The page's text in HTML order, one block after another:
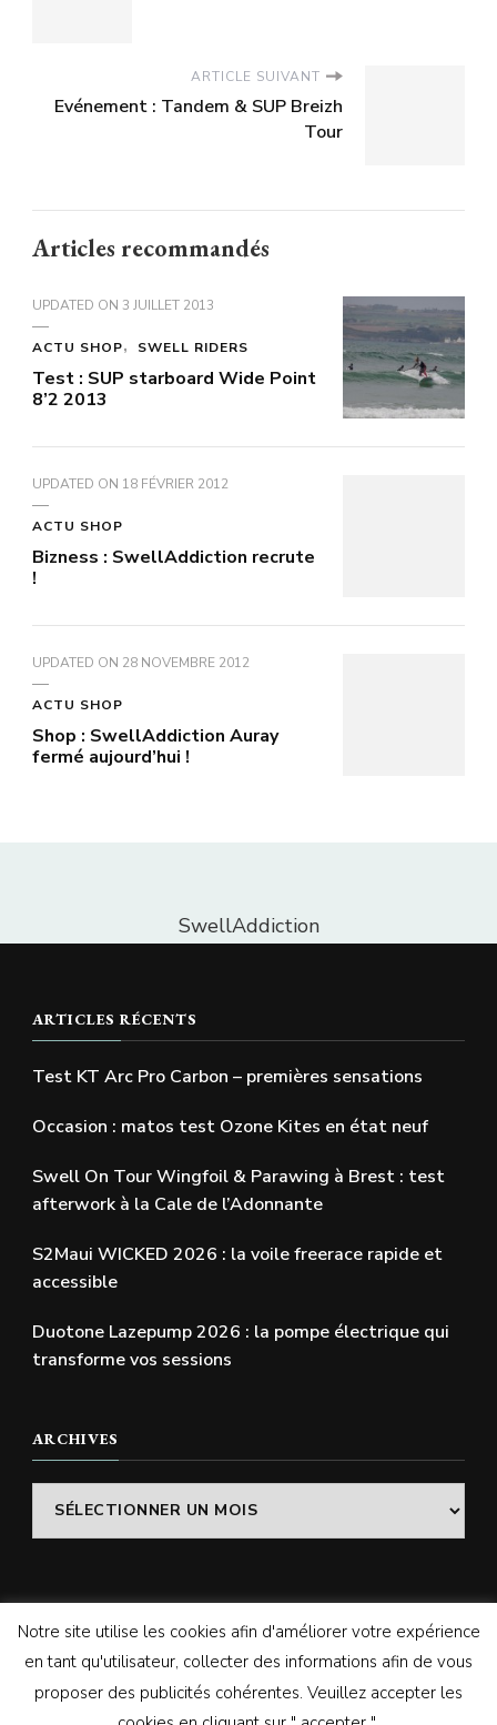
ARTICLE SUIVANT
Evénement : Tandem & SUP Breizh
Tour
Articles recommandés
UPDATED ON 3 JUILLET 2013
ACTU SHOP SWELL RIDERS
Test : SUP starboard Wide Point
8’2 2013
UPDATED ON 18 FÉVRIER 2012
ACTU SHOP
Bizness : SwellAddiction recrute
!
UPDATED ON 28 NOVEMBRE 2012
ACTU SHOP
Shop : SwellAddiction Auray
fermé aujourd’hui !
SwellAddiction
ARTICLES RÉCENTS
Test KT Arc Pro Carbon – premières sensations
Occasion : matos test Ozone Kites en état neuf
Swell On Tour Wingfoil & Parawing à Brest : test
afterwork à la Cale de l’Adonnante
S2Maui WICKED 2026 : la voile freerace rapide et
accessible
Duotone Lazepump 2026 : la pompe électrique qui
transforme vos sessions
ARCHIVES
Archives
© Copyright 2026SWELLADDICTION | Le blog. Tous
droits réservés.Vilva | Développé parBlossom
Themes. Propulsé parWordPress
Notre site utilise les cookies afin d'améliorer votre expérience
en tant qu'utilisateur, collecter des informations afin de vous
proposer des publicités cohérentes. Veuillez accepter les